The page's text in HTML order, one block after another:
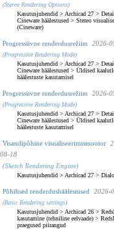
(Stereo Rendering Options)
Kasutusjuhendid > Archicad 27 >
Cineware häälestused > Stereo
(Cineware)
Progressiivne renderdusrežiim 2026-
(Progressive Rendering Mode)
Kasutusjuhendid > Archicad 27 >
Cineware häälestused > Üldised
häälestuste kasutamisel
Progressiivne renderdusrežiim 2026-
(Progressive Rendering Mode)
Kasutusjuhendid > Archicad 27 >
Cineware häälestused > Üldised
häälestuste kasutamisel
Visandipõhine visualiseerimismootor
08-18
(Sketch Rendering Engine)
Kasutusjuhendid > Archicad 27 >
Põhilised renderdushäälestused 2026-
(Basic Rendering settings)
Kasutusjuhendid > Archicad 26 >
kasutamine (tehniline eelvaade) >
praegused piirangud